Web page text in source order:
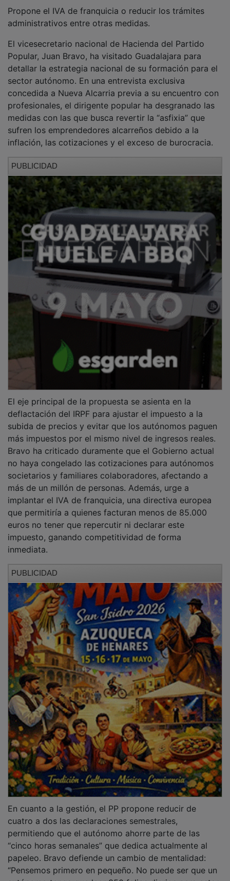
administrativos entre otras medidas.
Popular, Juan Bravo, ha visitado Guadalajara para
detallar la estrategia nacional de su formación para el
sector autónomo. En una entrevista exclusiva
concedida a Nueva Alcarria previa a su encuentro con
profesionales, el dirigente popular ha desgranado las
medidas con las que busca revertir la “asfixia” que
sufren los emprendedores alcarreños debido a la
inflación, las cotizaciones y el exceso de burocracia.
deflactación del IRPF para ajustar el impuesto a la
subida de precios y evitar que los autónomos paguen
más impuestos por el mismo nivel de ingresos reales.
Bravo ha criticado duramente que el Gobierno actual
no haya congelado las cotizaciones para autónomos
societarios y familiares colaboradores, afectando a
más de un millón de personas. Además, urge a
implantar el IVA de franquicia, una directiva europea
que permitiría a quienes facturan menos de 85.000
euros no tener que repercutir ni declarar este
impuesto, ganando competitividad de forma
inmediata.
cuatro a dos las declaraciones semestrales,
permitiendo que el autónomo ahorre parte de las
“cinco horas semanales” que dedica actualmente al
papeleo. Bravo defiende un cambio de mentalidad:
“Pensemos primero en pequeño. No puede ser que un
autónomo tenga que leer 350 folios diarios para estar